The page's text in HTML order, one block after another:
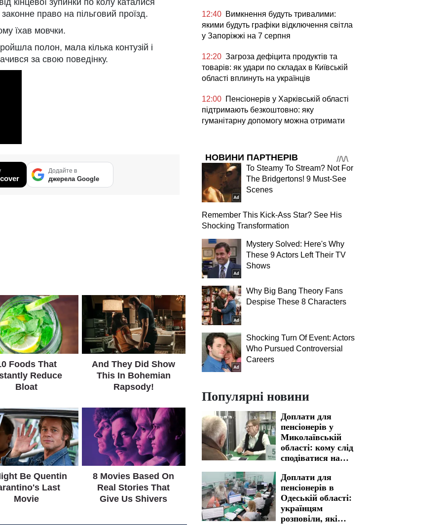
кінцевої зупинки по колу каталися
право на пільговий проїзд.
їхав мовчки.
полон, мала кілька контузій і
за свою поведінку.
Додайте в
джерела Google
12:40 Вимкнення будуть тривалими:
якими будуть графіки відключення світла
у Запоріжжі на 7 серпня
12:20 Загроза дефіцита продуктів та
товарів: як удари по складах в Київській
області вплинуть на українців
12:00 Пенсіонерів у Харківській області
підтримають безкоштовно: яку
гуманітарну допомогу можна отримати
НОВИНИ ПАРТНЕРІВ
To Steamy To Stream? Not For
The Bridgertons! 9 Must-See
Scenes
Remember This Kick-Ass Star? See His
Shocking Transformation
Mystery Solved: Here's Why
These 9 Actors Left Their TV
Shows
Why Big Bang Theory Fans
Despise These 8 Characters
Shocking Turn Of Event: Actors
Who Pursued Controversial
Careers
Популярні новини
Доплати для
пенсіонерів у
Миколаївській
області: кому слід
сподіватися на
Доплати для
пенсіонерів в
Одеській області:
українцям
розповіли, які